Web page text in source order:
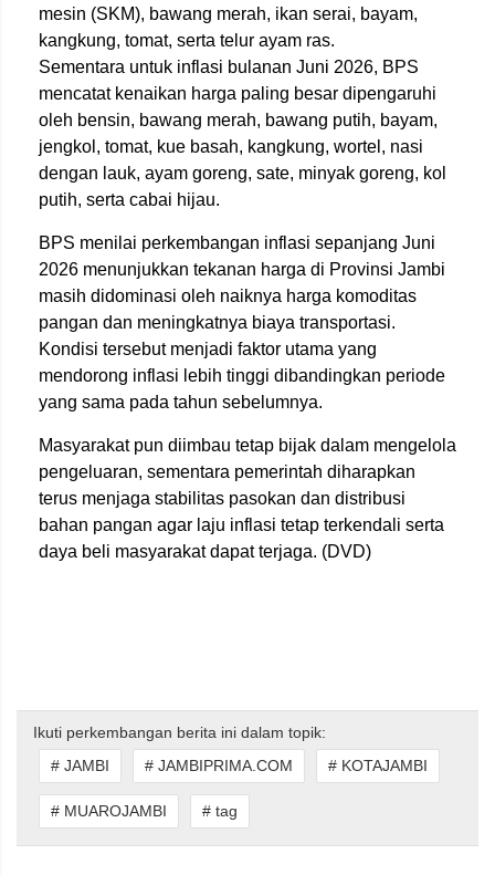
mesin (SKM), bawang merah, ikan serai, bayam,
kangkung, tomat, serta telur ayam ras.
Sementara untuk inflasi bulanan Juni 2026, BPS
mencatat kenaikan harga paling besar dipengaruhi
oleh bensin, bawang merah, bawang putih, bayam,
jengkol, tomat, kue basah, kangkung, wortel, nasi
dengan lauk, ayam goreng, sate, minyak goreng, kol
putih, serta cabai hijau.
BPS menilai perkembangan inflasi sepanjang Juni
2026 menunjukkan tekanan harga di Provinsi Jambi
masih didominasi oleh naiknya harga komoditas
pangan dan meningkatnya biaya transportasi.
Kondisi tersebut menjadi faktor utama yang
mendorong inflasi lebih tinggi dibandingkan periode
yang sama pada tahun sebelumnya.
Masyarakat pun diimbau tetap bijak dalam mengelola
pengeluaran, sementara pemerintah diharapkan
terus menjaga stabilitas pasokan dan distribusi
bahan pangan agar laju inflasi tetap terkendali serta
daya beli masyarakat dapat terjaga. (DVD)
Ikuti perkembangan berita ini dalam topik:
# JAMBI
# JAMBIPRIMA.COM # KOTAJAMBI
# MUAROJAMBI # tag